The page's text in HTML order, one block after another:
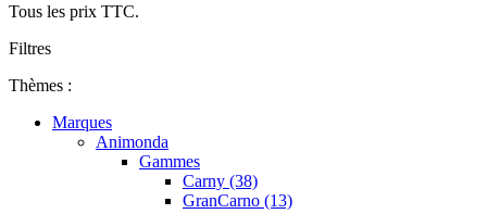
Tous les prix TTC.
Filtres
Thèmes :
Marques
Animonda
Gammes
Carny (38)
GranCarno (13)